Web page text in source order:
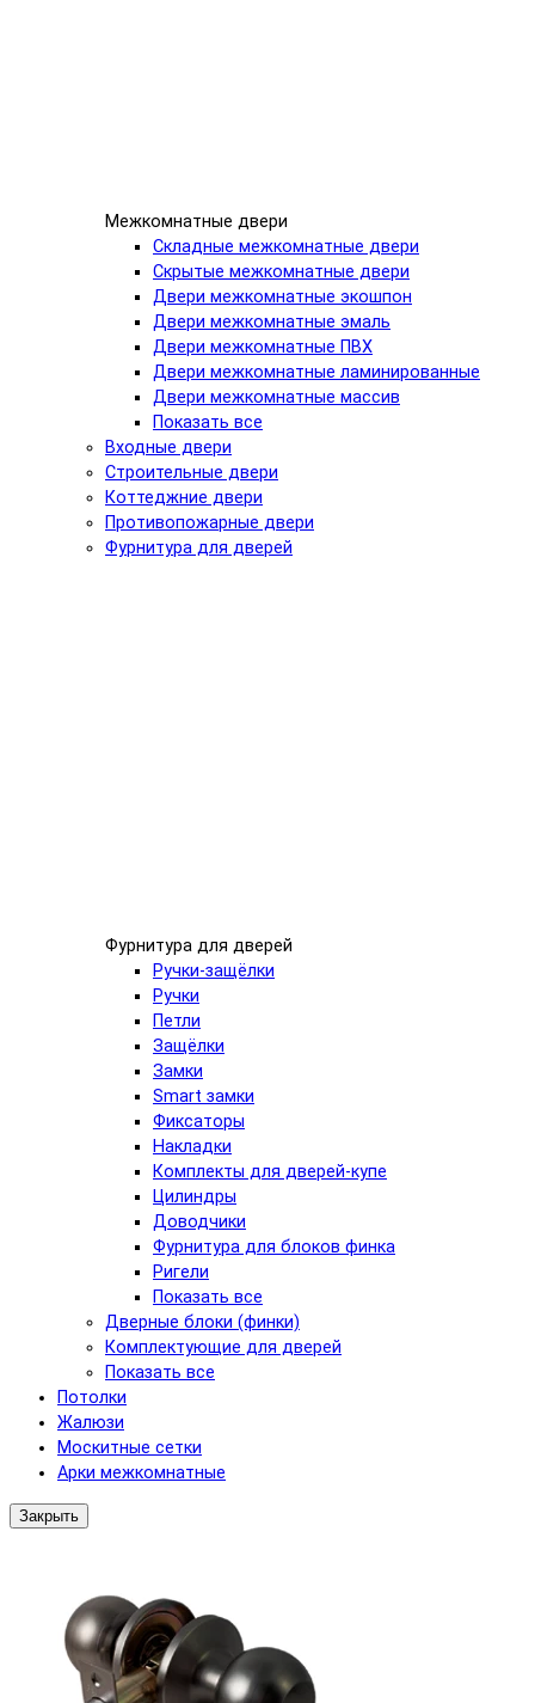
Межкомнатные двери
Складные межкомнатные двери
Скрытые межкомнатные двери
Двери межкомнатные экошпон
Двери межкомнатные эмаль
Двери межкомнатные ПВХ
Двери межкомнатные ламинированные
Двери межкомнатные массив
Показать все
Входные двери
Строительные двери
Коттеджние двери
Противопожарные двери
Фурнитура для дверей
Фурнитура для дверей
Ручки-защёлки
Ручки
Петли
Защёлки
Замки
Smart замки
Фиксаторы
Накладки
Комплекты для дверей-купе
Цилиндры
Доводчики
Фурнитура для блоков финка
Ригели
Показать все
Дверные блоки (финки)
Комплектующие для дверей
Показать все
Потолки
Жалюзи
Москитные сетки
Арки межкомнатные
Закрыть